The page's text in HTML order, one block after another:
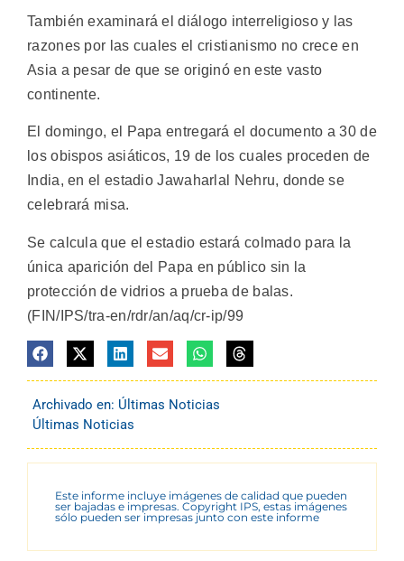
También examinará el diálogo interreligioso y las
razones por las cuales el cristianismo no crece en
Asia a pesar de que se originó en este vasto
continente.
El domingo, el Papa entregará el documento a 30 de
los obispos asiáticos, 19 de los cuales proceden de
India, en el estadio Jawaharlal Nehru, donde se
celebrará misa.
Se calcula que el estadio estará colmado para la
única aparición del Papa en público sin la
protección de vidrios a prueba de balas.
(FIN/IPS/tra-en/rdr/an/aq/cr-ip/99
Archivado en: Últimas Noticias
Últimas Noticias
Este informe incluye imágenes de calidad que pueden
ser bajadas e impresas. Copyright IPS, estas imágenes
sólo pueden ser impresas junto con este informe